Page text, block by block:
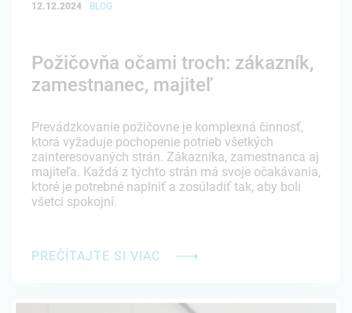
12.12.2024 BLOG
Požičovňa očami troch: zákazník,
zamestnanec, majiteľ
Prevádzkovanie požičovne je komplexná činnosť,
ktorá vyžaduje pochopenie potrieb všetkých
zainteresovaných strán. Zákazníka, zamestnanca aj
majiteľa. Každá z týchto strán má svoje očakávania,
ktoré je potrebné naplniť a zosúladiť tak, aby boli
všetci spokojní.
PREČÍTAJTE SI VIAC